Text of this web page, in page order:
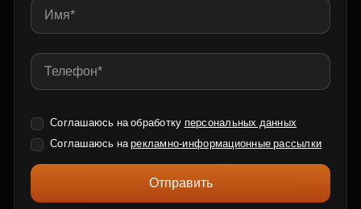
Соглашаюсь на обработку персональных данных
Соглашаюсь нарекламно-информационные рассылки
Отправить